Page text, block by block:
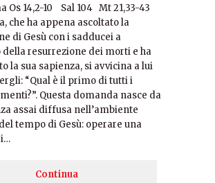
Os 14,2-10 Sal 104 Mt 21,33-43
che ha appena ascoltato la
di Gesù con i sadducei a
della resurrezione dei morti e ha
la sua sapienza, si avvicina a lui
“Qual è il primo di tutti i
Questa domanda nasce da
assai diffusa nell’ambiente
tempo di Gesù: operare una
Continua